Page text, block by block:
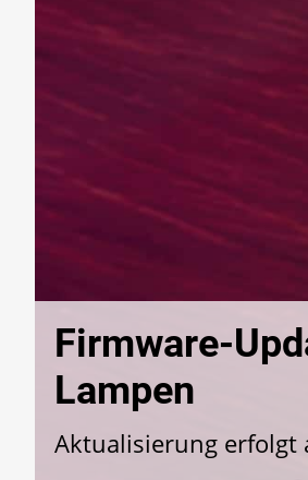
Firmware-
Lampen
Aktualisierung erfolgt